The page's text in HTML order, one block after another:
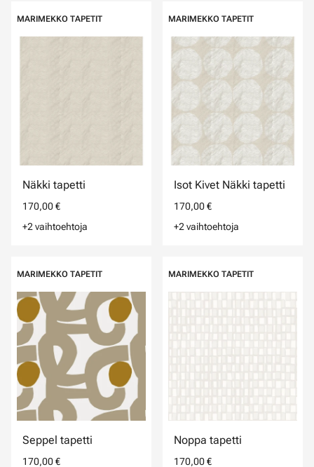
MARIMEKKO TAPETIT
Näkki tapetti
170,00 €
+2 vaihtoehtoja
MARIMEKKO TAPETIT
Isot Kivet Näkki tapetti
170,00 €
+2 vaihtoehtoja
MARIMEKKO TAPETIT
Seppel tapetti
170,00 €
MARIMEKKO TAPETIT
Noppa tapetti
170,00 €